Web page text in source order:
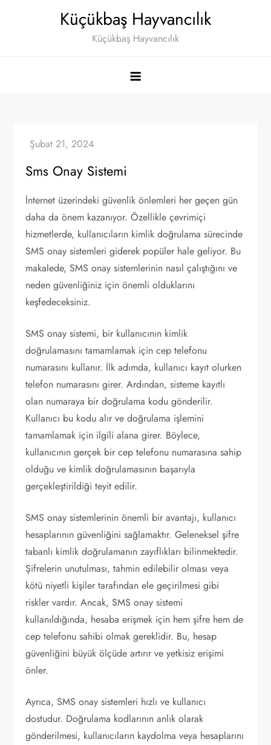
Küçükbaş Hayvancılık
Küçükbaş Hayvancılık
Sms Onay Sistemi
İnternet üzerindeki güvenlik önlemleri her geçen gün
daha da önem kazanıyor. Özellikle çevrimiçi
hizmetlerde, kullanıcıların kimlik doğrulama sürecinde
SMS onay sistemleri giderek popüler hale geliyor. Bu
makalede, SMS onay sistemlerinin nasıl çalıştığını ve
neden güvenliğiniz için önemli olduklarını
keşfedeceksiniz.
SMS onay sistemi, bir kullanıcının kimlik
doğrulamasını tamamlamak için cep telefonu
numarasını kullanır. İlk adımda, kullanıcı kayıt olurken
telefon numarasını girer. Ardından, sisteme kayıtlı
olan numaraya bir doğrulama kodu gönderilir.
Kullanıcı bu kodu alır ve doğrulama işlemini
tamamlamak için ilgili alana girer. Böylece,
kullanıcının gerçek bir cep telefonu numarasına sahip
olduğu ve kimlik doğrulamasının başarıyla
gerçekleştirildiği teyit edilir.
SMS onay sistemlerinin önemli bir avantajı, kullanıcı
hesaplarının güvenliğini sağlamaktır. Geleneksel şifre
tabanlı kimlik doğrulamanın zayıflıkları bilinmektedir.
Şifrelerin unutulması, tahmin edilebilir olması veya
kötü niyetli kişiler tarafından ele geçirilmesi gibi
riskler vardır. Ancak, SMS onay sistemi
kullanıldığında, hesaba erişmek için hem şifre hem de
cep telefonu sahibi olmak gereklidir. Bu, hesap
güvenliğini büyük ölçüde artırır ve yetkisiz erişimi
önler.
Ayrıca, SMS onay sistemleri hızlı ve kullanıcı
dostudur. Doğrulama kodlarının anlık olarak
gönderilmesi, kullanıcıların kaydolma veya hesaplarını